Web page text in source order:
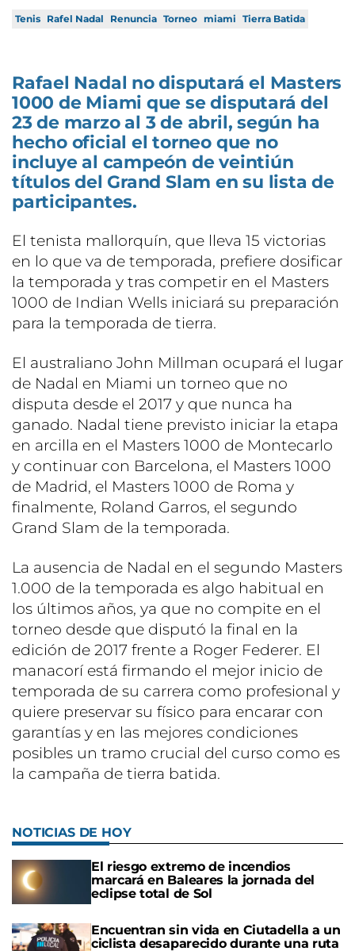
Tenis Rafel Nadal Renuncia Torneo miami Tierra Batida
Rafael Nadal no disputará el Masters
1000 de Miami que se disputará del
23 de marzo al 3 de abril, según ha
hecho oficial el torneo que no
incluye al campeón de veintiún
títulos del Grand Slam en su lista de
participantes.
El tenista mallorquín, que lleva 15 victorias
en lo que va de temporada, prefiere dosificar
la temporada y tras competir en el Masters
1000 de Indian Wells iniciará su preparación
para la temporada de tierra.
El australiano John Millman ocupará el lugar
de Nadal en Miami un torneo que no
disputa desde el 2017 y que nunca ha
ganado. Nadal tiene previsto iniciar la etapa
en arcilla en el Masters 1000 de Montecarlo
y continuar con Barcelona, el Masters 1000
de Madrid, el Masters 1000 de Roma y
finalmente, Roland Garros, el segundo
Grand Slam de la temporada.
La ausencia de Nadal en el segundo Masters
1.000 de la temporada es algo habitual en
los últimos años, ya que no compite en el
torneo desde que disputó la final en la
edición de 2017 frente a Roger Federer. El
manacorí está firmando el mejor inicio de
temporada de su carrera como profesional y
quiere preservar su físico para encarar con
garantías y en las mejores condiciones
posibles un tramo crucial del curso como es
la campaña de tierra batida.
NOTICIAS DE HOY
El riesgo extremo de incendios
marcará en Baleares la jornada del
eclipse total de Sol
Encuentran sin vida en Ciutadella a un
ciclista desaparecido durante una ruta